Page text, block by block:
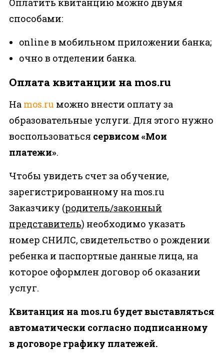
Оплатить квитанцию можно двумя
способами:
online в мобильном приложении банка;
очно в отделении банка.
Оплата квитанции на mos.ru
На mos.ru можно внести оплату за
образовательные услуги. Для этого нужно
воспользоваться сервисом «Мои
платежи».
Чтобы увидеть счет за обучение,
зарегистрированному на mos.ru
Заказчику (родитель/законный
представитель) необходимо указать
номер СНИЛС, свидетельство о рождении
ребенка и паспортные данные лица, на
которое оформлен договор об оказании
услуг.
Квитанция на mos.ru будет выставляться
автоматически согласно подписанному
в договоре графику платежей.